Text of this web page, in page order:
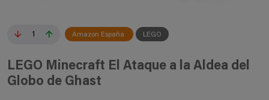
1 Amazon España LEGO
LEGO Minecraft El Ataque a la Aldea del
Globo de Ghast